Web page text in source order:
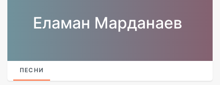
Еламан Марданаев
ПЕСНИ